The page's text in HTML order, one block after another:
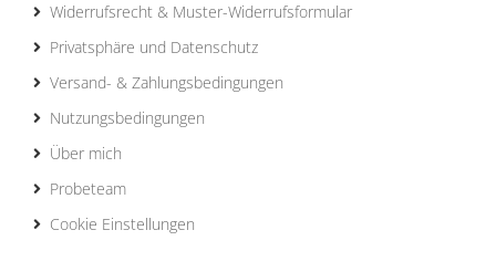
Widerrufsrecht & Muster-Widerrufsformular
Privatsphäre und Datenschutz
Versand- & Zahlungsbedingungen
Nutzungsbedingungen
Über mich
Probeteam
Cookie Einstellungen